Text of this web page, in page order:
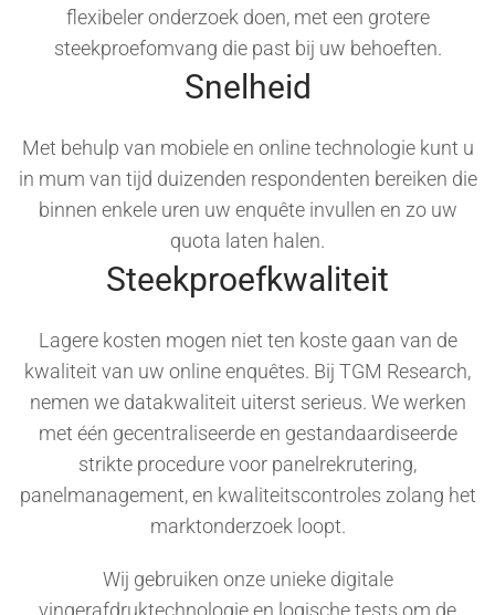
flexibeler onderzoek doen, met een grotere
steekproefomvang die past bij uw behoeften.
Snelheid
Met behulp van mobiele en online technologie kunt u
in mum van tijd duizenden respondenten bereiken die
binnen enkele uren uw enquête invullen en zo uw
quota laten halen.
Steekproefkwaliteit
Lagere kosten mogen niet ten koste gaan van de
kwaliteit van uw online enquêtes. Bij TGM Research,
nemen we datakwaliteit uiterst serieus. We werken
met één gecentraliseerde en gestandaardiseerde
strikte procedure voor panelrekrutering,
panelmanagement, en kwaliteitscontroles zolang het
marktonderzoek loopt.
Wij gebruiken onze unieke digitale
vingerafdruktechnologie en logische tests om de